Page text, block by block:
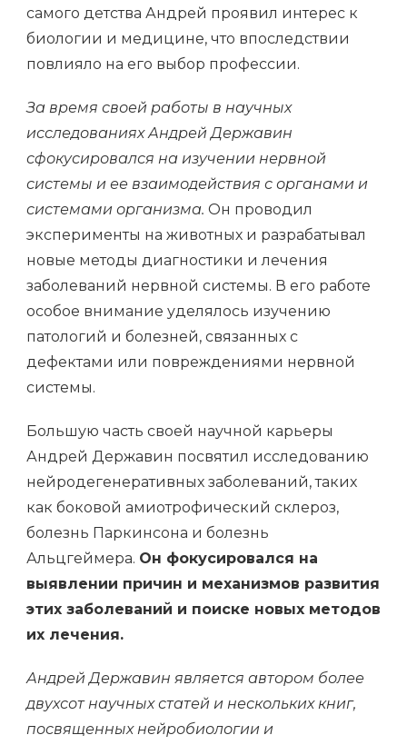
самого детства Андрей проявил интерес к
биологии и медицине, что впоследствии
повлияло на его выбор профессии.
За время своей работы в научных
исследованиях Андрей Державин
сфокусировался на изучении нервной
системы и ее взаимодействия с органами и
системами организма. Он проводил
эксперименты на животных и разрабатывал
новые методы диагностики и лечения
заболеваний нервной системы. В его работе
особое внимание уделялось изучению
патологий и болезней, связанных с
дефектами или повреждениями нервной
системы.
Большую часть своей научной карьеры
Андрей Державин посвятил исследованию
нейродегенеративных заболеваний, таких
как боковой амиотрофический склероз,
болезнь Паркинсона и болезнь
Альцгеймера. Он фокусировался на
выявлении причин и механизмов развития
этих заболеваний и поиске новых методов
их лечения.
Андрей Державин является автором более
двухсот научных статей и нескольких книг,
посвященных нейробиологии и